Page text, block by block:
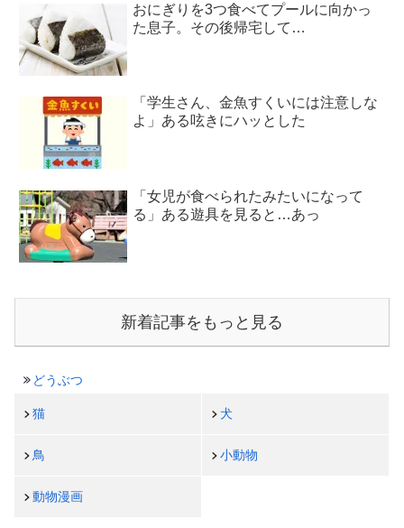
おにぎりを3つ食べてプールに向かっ
た息子。その後帰宅して…
「学生さん、金魚すくいには注意しな
よ」ある呟きにハッとした
「女児が食べられたみたいになって
る」ある遊具を見ると…あっ
新着記事をもっと見る
どうぶつ
猫 犬
鳥 小動物
動物漫画